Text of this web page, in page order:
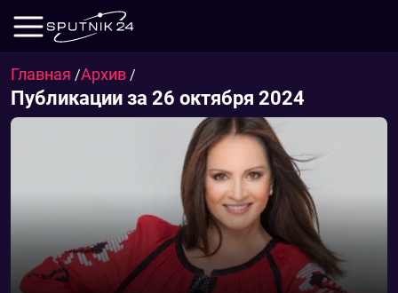
Главная /Архив /
Публикации за 26 октября 2024